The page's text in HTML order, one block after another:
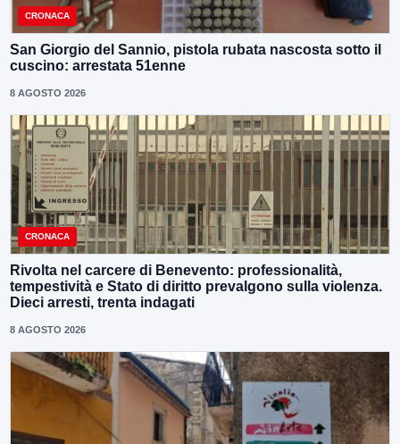
CRONACA
San Giorgio del Sannio, pistola rubata nascosta sotto il
cuscino: arrestata 51enne
8 AGOSTO 2026
CRONACA
Rivolta nel carcere di Benevento: professionalità,
tempestività e Stato di diritto prevalgono sulla violenza.
Dieci arresti, trenta indagati
8 AGOSTO 2026